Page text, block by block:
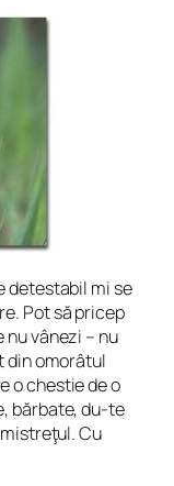
detestabil mi se
Pot să pricep
vânezi – nu
din omorâtul
o chestie de o
bărbate, du-te
Cu